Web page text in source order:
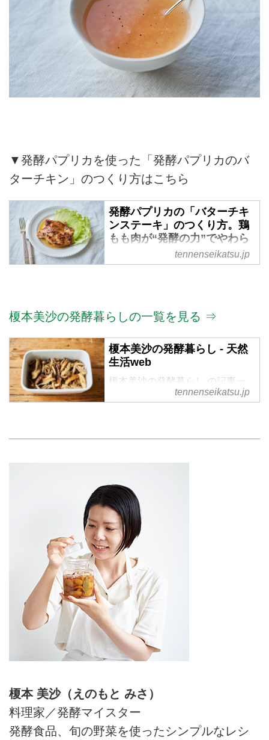
▼発酵パプリカを使った「発酵パプリカのバ
ターチキン」のつくり方はこちら
発酵パプリカの「バターチキ
ンステーキ」のつくり方。鶏
もも肉が“発酵の力”でやわら
かに！うま味たっぷりでしっ
かり味が決まる｜榎本美沙の
沙さんに、「発酵パプリカのバタ
ーチキンステーキ」のつくり方を
教えていただきました。発酵パプ
リカにひと晩漬け込んだ鶏肉はと
てもやわらかく、うま味がたっぷ
り。中までしっかり味がしみ込ん
でいるので、お弁当にもおすすめ
tennenseikatsu.jp
榎本美沙の発酵暮らしの一覧を見る ⇒
榎本美沙の発酵暮らし - 天然
生活web
榎本美沙の発酵暮らし の記事一
tennenseikatsu.jp
榎本 美沙（えのもと みさ）
料理家／発酵マイスター
発酵食品、旬の野菜を使ったシンプルなレシ